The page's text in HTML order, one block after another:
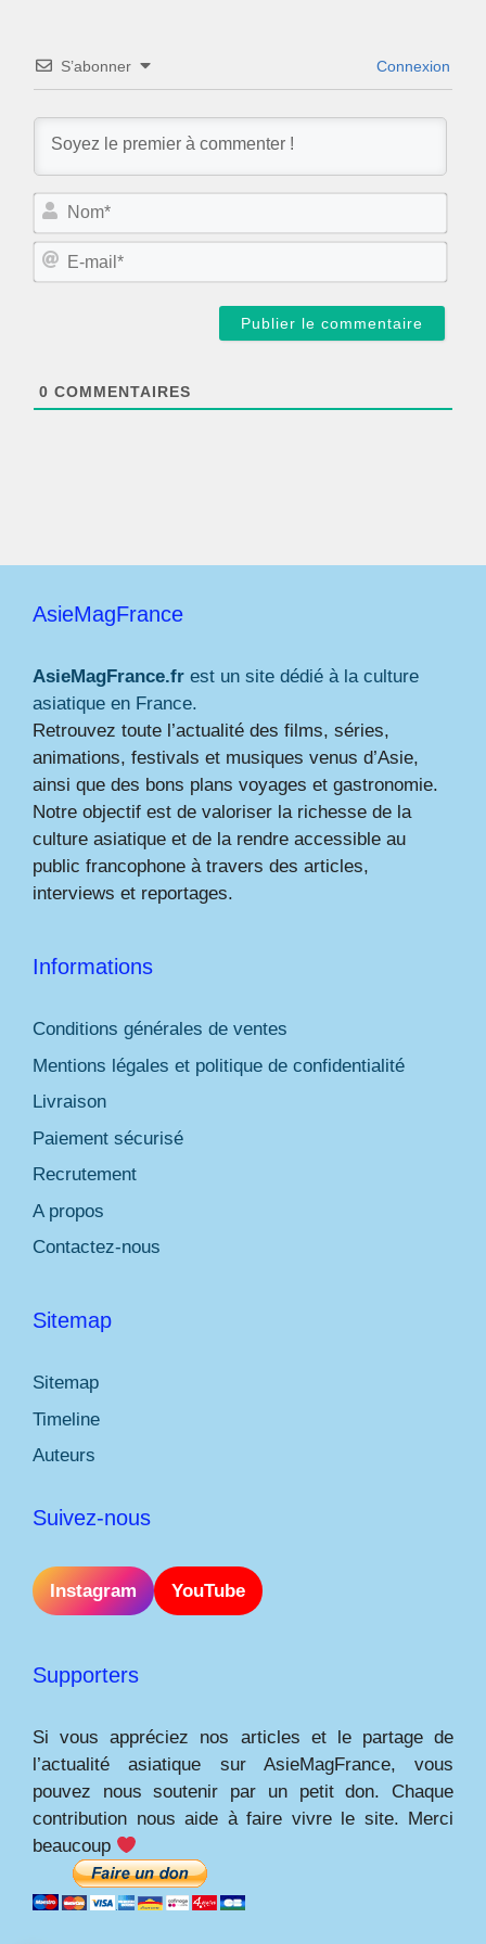
S’abonner Connexion
N
m
E
0 COMMENTAIRES
AsieMagFrance
AsieMagFrance.fr est un site dédié à la culture
asiatique en France.
Retrouvez toute l’actualité des films, séries,
animations, festivals et musiques venus d’Asie,
ainsi que des bons plans voyages et gastronomie.
Notre objectif est de valoriser la richesse de la
culture asiatique et de la rendre accessible au
public francophone à travers des articles,
interviews et reportages.
Informations
Conditions générales de ventes
Mentions légales et politique de confidentialité
Livraison
Paiement sécurisé
Recrutement
A propos
Contactez-nous
Sitemap
Sitemap
Timeline
Auteurs
Suivez-nous
Instagram YouTube
Supporters
Si vous appréciez nos articles et le partage de
l’actualité asiatique sur AsieMagFrance, vous
pouvez nous soutenir par un petit don. Chaque
contribution nous aide à faire vivre le site. Merci
beaucoup